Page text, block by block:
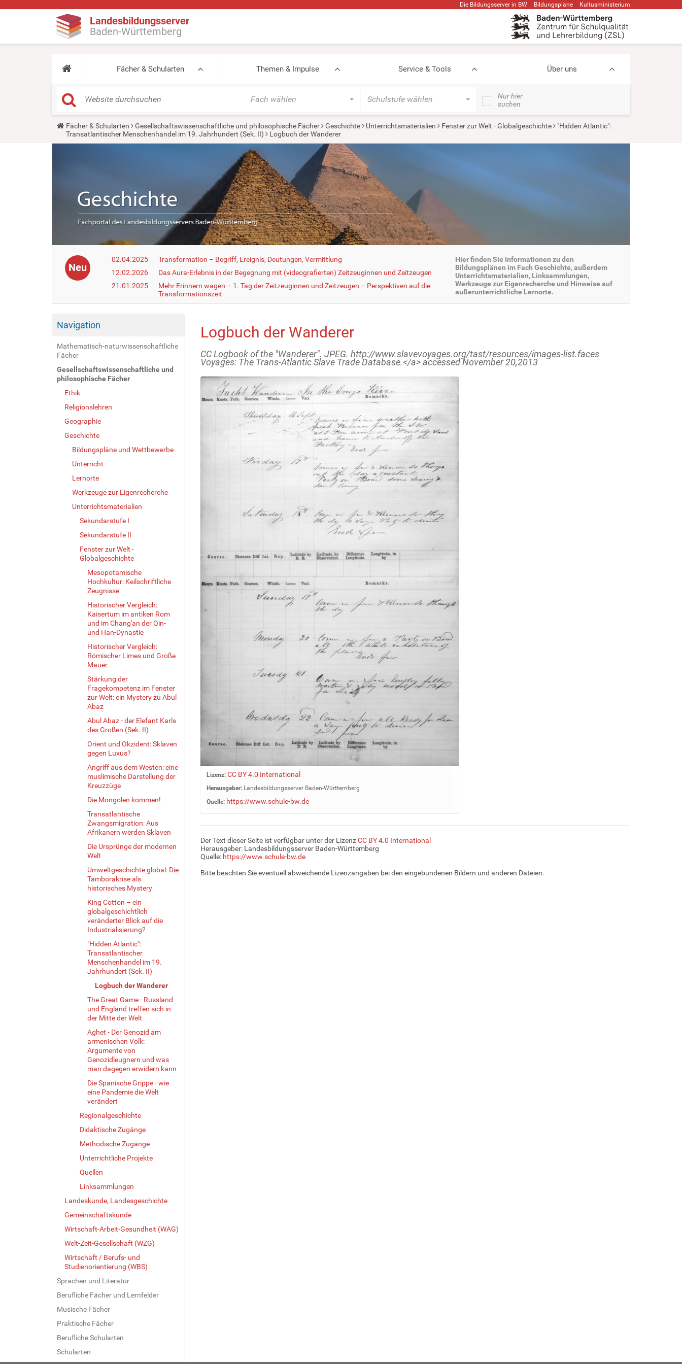
Die Bildungsserver in BW Bildungspläne Kultusministerium
Landesbildungsserver
Baden-Württemberg
Fächer & Schularten Themen & Impulse Service & Tools Über uns
Fach wählen Schulstufe wählen
Nur hier
suchen
Y
u
Fächer & Schularten Gesellschaftswissenschaftliche und philosophische Fächer Geschichte Unterrichtsmaterialien Fenster zur Welt - Globalgeschichte
"Hidden Atlantic":
Transatlantischer Menschenhandel im 19. Jahrhundert (Sek. II)
Logbuch der Wanderer
Neu
02.04.2025
Transformation – Begriff, Ereignis, Deutungen, Vermittlung
12.02.2026
Das Aura-Erlebnis in der Begegnung mit (videografierten) Zeitzeuginnen und Zeitzeugen
21.01.2025
Mehr Erinnern wagen – 1. Tag der Zeitzeuginnen und Zeitzeugen – Perspektiven auf die
Transformationszeit
Hier finden Sie Informationen zu den
Bildungsplänen im Fach Geschichte, außerdem
Unterrichtsmaterialien, Linksammlungen,
Werkzeuge zur Eigenrecherche und Hinweise auf
außerunterrichtliche Lernorte.
Navigation
Mathematisch-naturwissenschaftliche
Fächer
Gesellschaftswissenschaftliche und
philosophische Fächer
Ethik
Religionslehren
Geographie
Geschichte
Bildungspläne und Wettbewerbe
Unterricht
Lernorte
Werkzeuge zur Eigenrecherche
Unterrichtsmaterialien
Sekundarstufe I
Sekundarstufe II
Fenster zur Welt -
Globalgeschichte
Mesopotamische
Hochkultur: Keilschriftliche
Zeugnisse
Historischer Vergleich:
Kaisertum im antiken Rom
und im Chang'an der Qin-
und Han-Dynastie
Historischer Vergleich:
Römischer Limes und Große
Mauer
Stärkung der
Fragekompetenz im Fenster
zur Welt: ein Mystery zu Abul
Abaz
Abul Abaz - der Elefant Karls
des Großen (Sek. II)
Orient und Okzident: Sklaven
gegen Luxus?
Angriff aus dem Westen: eine
muslimische Darstellung der
Kreuzzüge
Die Mongolen kommen!
Transatlantische
Zwangsmigration: Aus
Afrikanern werden Sklaven
Die Ursprünge der modernen
Welt
Umweltgeschichte global: Die
Tamborakrise als
historisches Mystery
King Cotton – ein
globalgeschichtlich
veränderter Blick auf die
Industrialisierung?
"Hidden Atlantic":
Transatlantischer
Menschenhandel im 19.
Jahrhundert (Sek. II)
Logbuch der Wanderer
The Great Game - Russland
und England treffen sich in
der Mitte der Welt
Aghet - Der Genozid am
armenischen Volk:
Argumente von
Genozidleugnern und was
man dagegen erwidern kann
Die Spanische Grippe - wie
eine Pandemie die Welt
verändert
Regionalgeschichte
Didaktische Zugänge
Methodische Zugänge
Unterrichtliche Projekte
Quellen
Linksammlungen
Landeskunde, Landesgeschichte
Gemeinschaftskunde
Wirtschaft-Arbeit-Gesundheit (WAG)
Welt-Zeit-Gesellschaft (WZG)
Wirtschaft / Berufs- und
Studienorientierung (WBS)
Sprachen und Literatur
Berufliche Fächer und Lernfelder
Musische Fächer
Praktische Fächer
Berufliche Schularten
Schularten
Logbuch der Wanderer
CC Logbook of the "Wanderer". JPEG. http://www.slavevoyages.org/tast/resources/images-list.faces
Voyages: The Trans-Atlantic Slave Trade Database.</a> accessed November 20,2013
Z
g
e
B
l
d
n
Lizenz: CC BY 4.0 International
Herausgeber:Landesbildungsserver Baden-Württemberg
Quelle: https://www.schule-bw.de
Der Text dieser Seite ist verfügbar unter der LizenzCC BY 4.0 International
Herausgeber: Landesbildungsserver Baden-Württemberg
Quelle: https://www.schule-bw.de
Bitte beachten Sie eventuell abweichende Lizenzangaben bei den eingebundenen Bildern und anderen Dateien.